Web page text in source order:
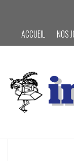
contentACCUEIL
NOS